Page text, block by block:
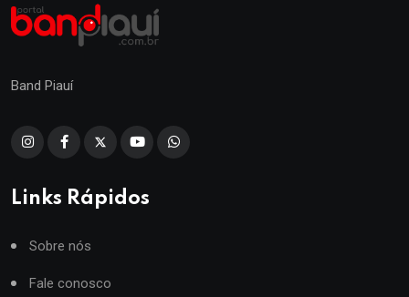
Band Piauí
Links Rápidos
Sobre nós
Fale conosco